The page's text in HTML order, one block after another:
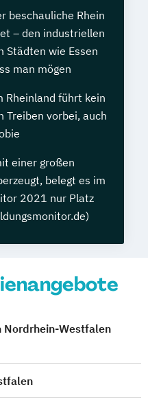
beschauliche Rhein
– den industriellen
Städten wie Essen
man mögen
Rheinland führt kein
Treiben vorbei, auch
einer großen
belegt es im
2021 nur Platz
Nordrhein-Westfalen